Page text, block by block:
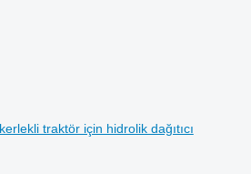
traktör için hidrolik dağıtıcı